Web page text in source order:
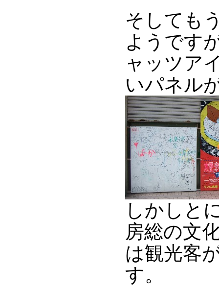
そしても
ようです
ャッツア
いパネル
しかしと
房総の文
は観光客
す。